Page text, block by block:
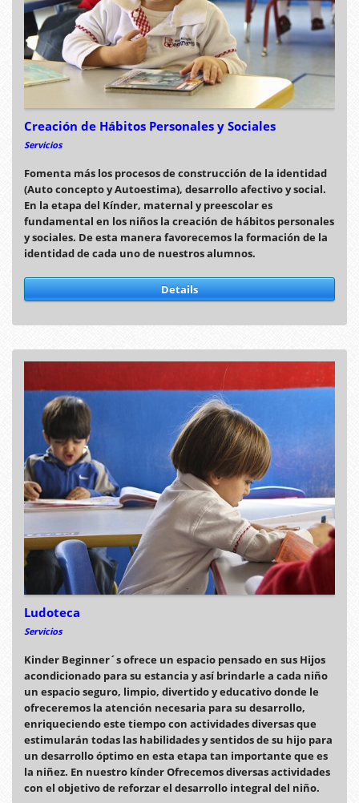
Creación de Hábitos Personales y Sociales
Servicios
Fomenta más los procesos de construcción de la identidad
(Auto concepto y Autoestima), desarrollo afectivo y social.
En la etapa del Kínder, maternal y preescolar es
fundamental en los niños la creación de hábitos personales
y sociales. De esta manera favorecemos la formación de la
identidad de cada uno de nuestros alumnos.
Details
Ludoteca
Servicios
Kinder Beginner´s ofrece un espacio pensado en sus Hijos
acondicionado para su estancia y así brindarle a cada niño
un espacio seguro, limpio, divertido y educativo donde le
ofreceremos la atención necesaria para su desarrollo,
enriqueciendo este tiempo con actividades diversas que
estimularán todas las habilidades y sentidos de su hijo para
un desarrollo óptimo en esta etapa tan importante que es
la niñez. En nuestro kínder Ofrecemos diversas actividades
con el objetivo de reforzar el desarrollo integral del niño.